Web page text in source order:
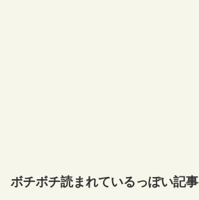
ボチボチ読まれているっぽい記事